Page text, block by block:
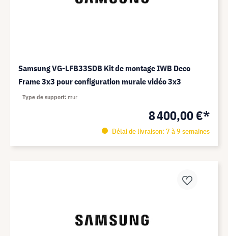
Samsung VG-LFB33SDB Kit de montage IWB Deco
Frame 3x3 pour configuration murale vidéo 3x3
8 400,00 €*
Délai de livraison: 7 à 9 semaines
Type de support mur